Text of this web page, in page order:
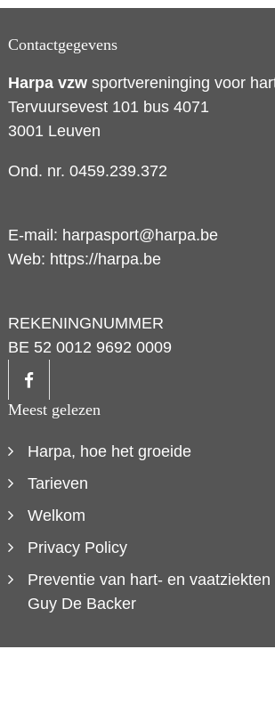
Contactgegevens
Harpa vzw sportvereninging voor
Tervuursevest 101 bus 4071
3001 Leuven
Ond. nr. 0459.239.372
E-mail: harpasport@harpa.be
Web: https://harpa.be
REKENINGNUMMER
BE 52 0012 9692 0009
Meest gelezen
Harpa, hoe het groeide
Tarieven
Welkom
Privacy Policy
Preventie van hart- en vaatziekten
Guy De Backer